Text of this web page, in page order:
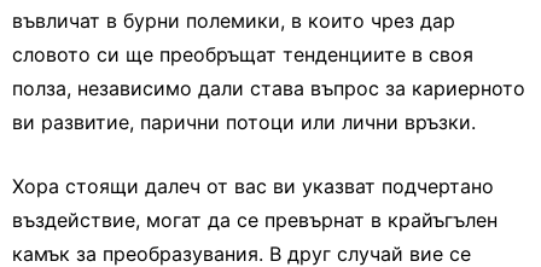
въвличат в бурни полемики, в които чрез дар
словото си ще преобръщат тенденциите в своя
полза, независимо дали става въпрос за кариерното
ви развитие, парични потоци или лични връзки.
Хора стоящи далеч от вас ви указват подчертано
въздействие, могат да се превърнат в крайъгълен
камък за преобразувания. В друг случай вие се